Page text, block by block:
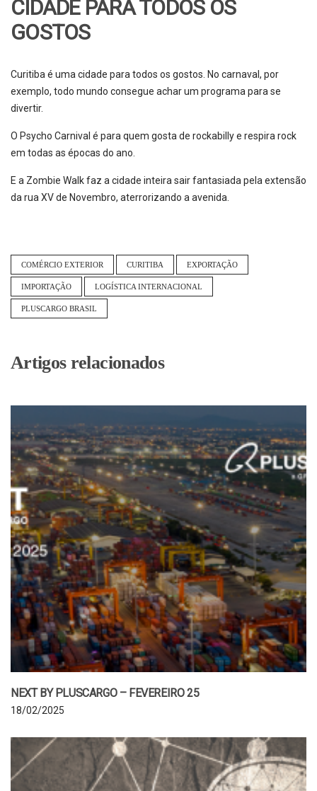
CIDADE PARA TODOS OS
GOSTOS
Curitiba é uma cidade para todos os gostos. No carnaval, por
exemplo, todo mundo consegue achar um programa para se
divertir.
O Psycho Carnival é para quem gosta de rockabilly e respira rock
em todas as épocas do ano.
E a Zombie Walk faz a cidade inteira sair fantasiada pela extensão
da rua XV de Novembro, aterrorizando a avenida.
COMÉRCIO EXTERIOR CURITIBA EXPORTAÇÃO
IMPORTAÇÃO LOGÍSTICA INTERNACIONAL
PLUSCARGO BRASIL
Artigos relacionados
NEXT BY PLUSCARGO – FEVEREIRO 25
18/02/2025